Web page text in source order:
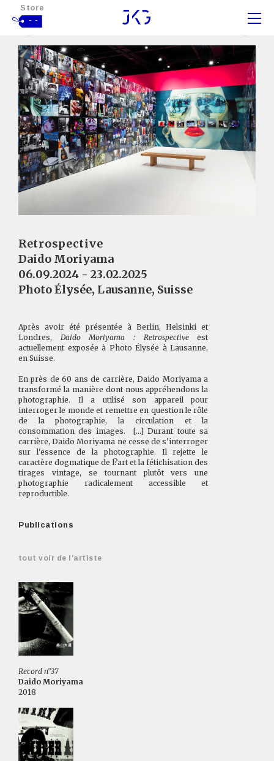
Store
- -
Retrospective
Daido Moriyama
06.09.2024 - 23.02.2025
Photo Élysée, Lausanne, Suisse
Après avoir été présentée à Berlin, Helsinki et
Londres, Daido Moriyama : Retrospectiveest
actuellement exposée à Photo Élysée à Lausanne,
en Suisse.
En près de 60 ans de carrière, Daido Moriyama a
transformé la manière dont nous appréhendons la
photographie. Il a utilisé son appareil pour
interroger le monde et remettre en question le rôle
de la photographie, la circulation et la
consommation des images. [...] Durant toute sa
carrière, Daido Moriyama ne cesse de s'interroger
sur l'essence de la photographie. Il rejette le
caractère dogmatique de l?art et la fétichisation des
tirages vintage, se tournant plutôt vers une
photographie radicalement accessible et
reproductible.
Publications
tout voir de l'artiste
Record n°37
Daido Moriyama
2018